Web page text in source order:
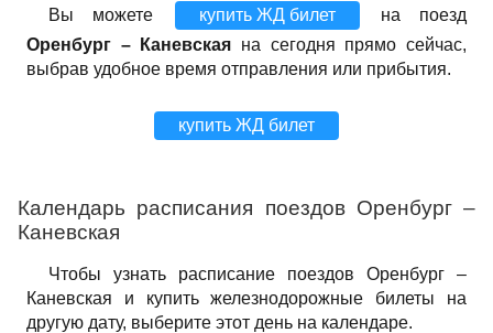
Вы можете купить ЖД билет
на поезд
Оренбург – Каневская на сегодня прямо сейчас,
выбрав удобное время отправления или прибытия.
купить ЖД билет
Календарь расписания поездов Оренбург –
Каневская
Чтобы узнать расписание поездов Оренбург –
Каневская и купить железнодорожные билеты на
другую дату, выберите этот день на календаре.